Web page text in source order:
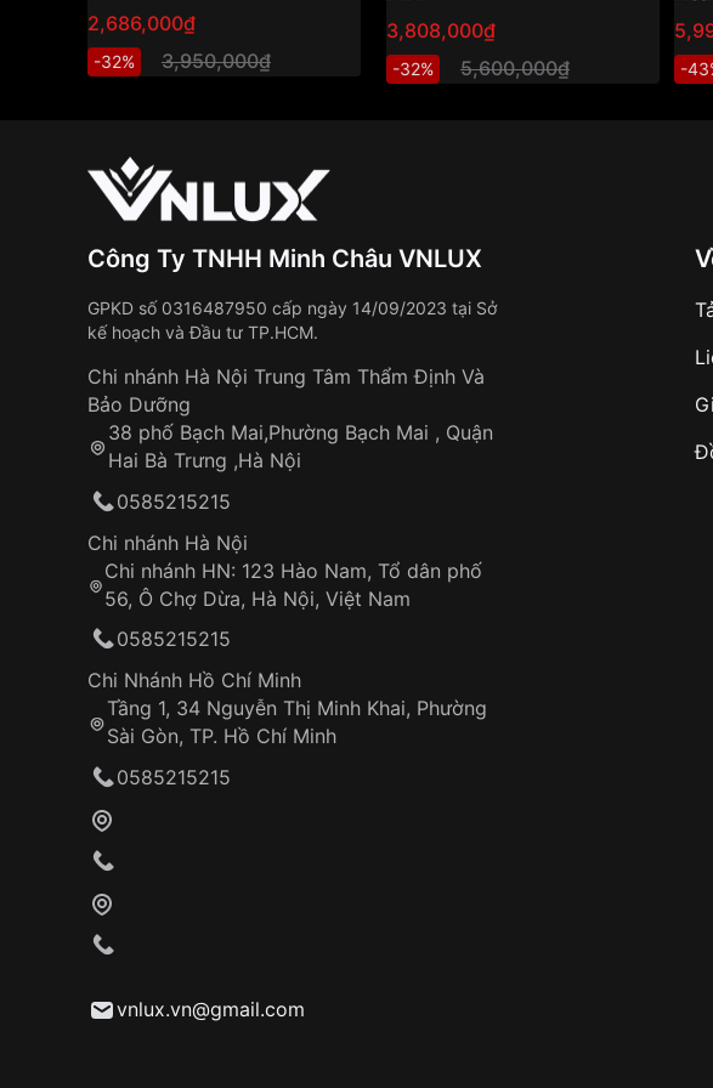
2,686,000₫
-32% 3,950,000₫
3,808,000₫
-32% 5,600,000₫ -
Công Ty TNHH Minh Châu VNLUX
GPKD số 0316487950 cấp ngày 14/09/2023 tại Sở
kế hoạch và Đầu tư TP.HCM.
Chi nhánh Hà Nội Trung Tâm Thẩm Định Và
Bảo Dưỡng
38 phố Bạch Mai,Phường Bạch Mai , Quận
Hai Bà Trưng ,Hà Nội
0585215215
Chi nhánh Hà Nội
Chi nhánh HN: 123 Hào Nam, Tổ dân phố
56, Ô Chợ Dừa, Hà Nội, Việt Nam
0585215215
Chi Nhánh Hồ Chí Minh
Tầng 1, 34 Nguyễn Thị Minh Khai, Phường
Sài Gòn, TP. Hồ Chí Minh
0585215215
vnlux.vn@gmail.com